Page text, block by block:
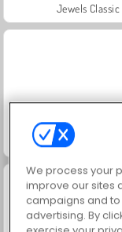
Jewels Classic
10x10 Gems
We process your
improve our sites
campaigns and
advertising. By